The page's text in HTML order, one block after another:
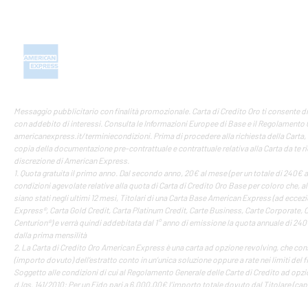
Messaggio pubblicitario con finalità promozionale. Carta di Credito Oro ti consente
con addebito di interessi. Consulta le Informazioni Europee di Base e il Regolamento
americanexpress.it/terminiecondizioni. Prima di procedere alla richiesta della
copia della documentazione pre-contrattuale e contrattuale relativa alla Carta da te
discrezione di American Express.
1. Quota gratuita il primo anno. Dal secondo anno, 20€ al mese (per un totale di
condizioni agevolate relative alla quota di Carta di Credito Oro Base per coloro che,
siano stati negli ultimi 12 mesi, Titolari di una Carta Base American Express (ad
Express®, Carta Gold Credit, Carta Platinum Credit, Carte Business, Carte Corporate,
Centurion®) e verrà quindi addebitata dal 1° anno di emissione la quota annuale di
dalla prima mensilità
2. La Carta di Credito Oro American Express è una carta ad opzione revolving, che
(importo dovuto) dell’estratto conto in un’unica soluzione oppure a rate nei limiti
Soggetto alle condizioni di cui al Regolamento Generale delle Carte di Credito ad
d.lgs. 141/2010: Per un Fido pari a 6.000,00€ l’importo totale dovuto dal Titolare